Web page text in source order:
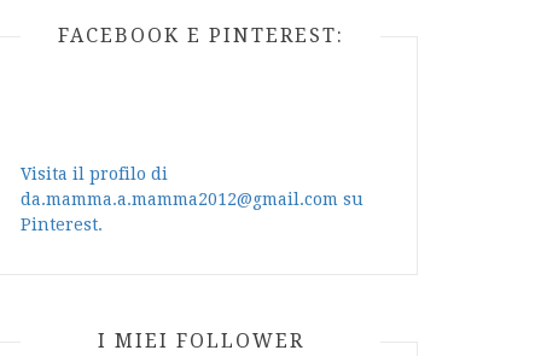
FACEBOOK E PINTEREST:
Visita il profilo di
da.mamma.a.mamma2012@gmail.com su
Pinterest.
I MIEI FOLLOWER